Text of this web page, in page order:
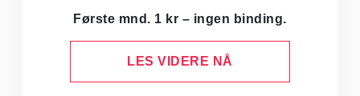
Første mnd. 1 kr – ingen binding.
LES VIDERE NÅ